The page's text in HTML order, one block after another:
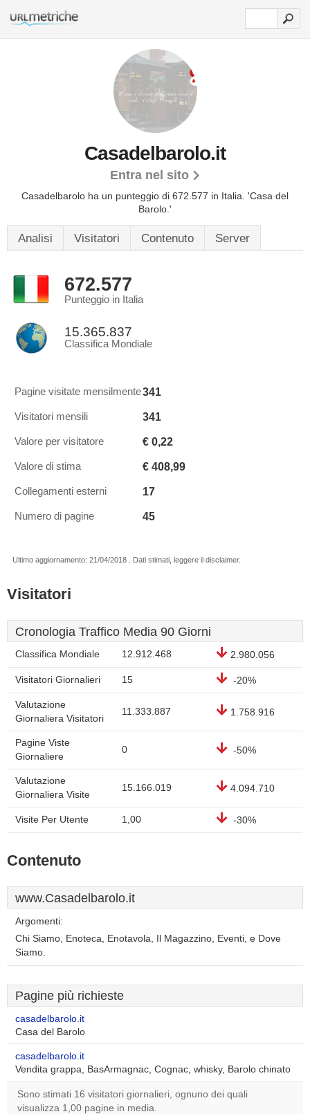
Casadelbarolo.it
Entra nel sito
Casadelbarolo ha un punteggio di 672.577 in Italia. 'Casa del
Barolo.'
Analisi Visitatori Contenuto Server
672.577
Punteggio in Italia
15.365.837
Classifica Mondiale
Pagine visitate mensilmente341
Visitatori mensili 341
Valore per visitatore € 0,22
Valore di stima € 408,99
Collegamenti esterni 17
Numero di pagine 45
Ultimo aggiornamento: 21/04/2018 . Dati stimati, leggere il disclaimer.
Visitatori
Cronologia Traffico Media 90 Giorni
Classifica Mondiale 12.912.468 2.980.056
Visitatori Giornalieri 15 -20%
Valutazione
Giornaliera Visitatori
11.333.887 1.758.916
Pagine Viste
Giornaliere
0 -50%
Valutazione
Giornaliera Visite
15.166.019 4.094.710
Visite Per Utente 1,00 -30%
Contenuto
www.Casadelbarolo.it
Argomenti:
Chi Siamo, Enoteca, Enotavola, Il Magazzino, Eventi, e Dove
Siamo.
Pagine più richieste
casadelbarolo.it
Casa del Barolo
casadelbarolo.it
Vendita grappa, BasArmagnac, Cognac, whisky, Barolo chinato
Sono stimati 16 visitatori giornalieri, ognuno dei quali
visualizza 1,00 pagine in media.